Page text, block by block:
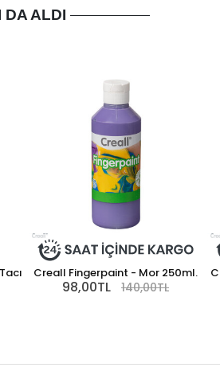
DA ALDI
Creall Fingerpaint - Mor 250ml.
98,00TL 140,00TL